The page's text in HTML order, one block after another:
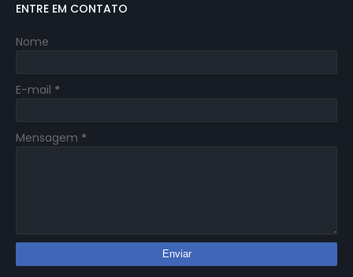
ENTRE EM CONTATO
Nome
E-mail *
Mensagem *